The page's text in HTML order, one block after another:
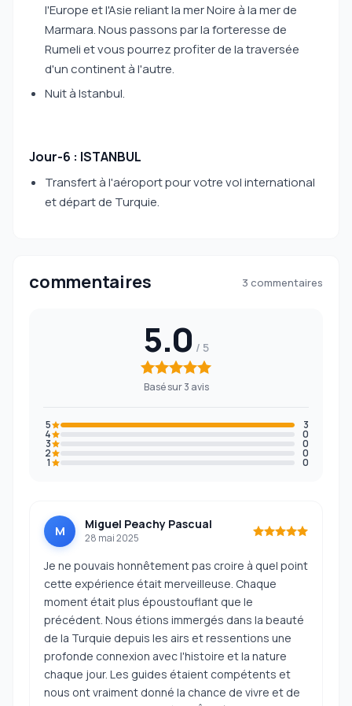
l'Europe et l'Asie reliant la mer Noire à la mer de
Marmara. Nous passons par la forteresse de
Rumeli et vous pourrez profiter de la traversée
d'un continent à l'autre.
Nuit à Istanbul.
Jour-6 : ISTANBUL
Transfert à l'aéroport pour votre vol international
et départ de Turquie.
commentaires 3 commentaires
5.0
Basé sur 3 avis
5 3
4 0
3 0
2 0
1 0
M Miguel Peachy Pascual
28 mai 2025
Je ne pouvais honnêtement pas croire à quel point
cette expérience était merveilleuse. Chaque
moment était plus époustouflant que le
précédent. Nous étions immergés dans la beauté
de la Turquie depuis les airs et ressentions une
profonde connexion avec l'histoire et la nature
chaque jour. Les guides étaient compétents et
nous ont vraiment donné la chance de vivre et de